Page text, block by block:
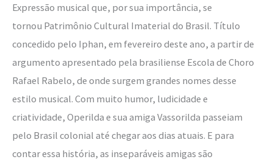
Expressão musical que, por sua importância, se
tornou Patrimônio Cultural Imaterial do Brasil. Título
concedido pelo Iphan, em fevereiro deste ano, a partir de
argumento apresentado pela brasiliense Escola de Choro
Rafael Rabelo, de onde surgem grandes nomes desse
estilo musical. Com muito humor, ludicidade e
criatividade, Operilda e sua amiga Vassorilda passeiam
pelo Brasil colonial até chegar aos dias atuais. E para
contar essa história, as inseparáveis amigas são